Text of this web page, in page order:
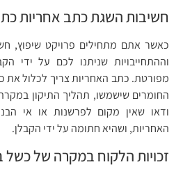
חשיבות השגת כתב אחריות
כאשר אתם מתחילים פרויקט שיפוץ,
וההתחייבויות שניתנו לכם על ידי
מפורטת. כתב האחריות צריך לכלול את
החומרים שישמשו, תהליך התיקון
ודאו שאין מקום לפרשנות או אי
האחריות, ושהיא חתומה על ידי הקבלן.
זכויות הלקוח במקרה של כשל